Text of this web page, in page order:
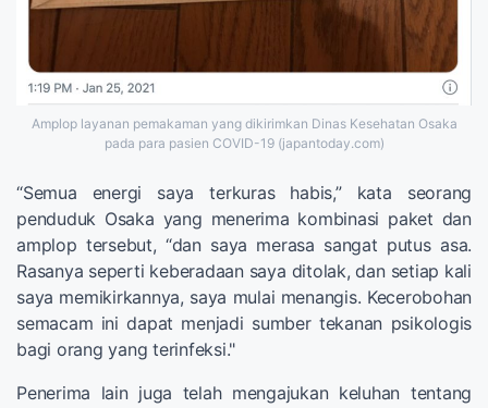
Amplop layanan pemakaman yang dikirimkan Dinas Kesehatan Osaka
pada para pasien COVID-19 (japantoday.com)
“Semua energi saya terkuras habis,” kata seorang
penduduk Osaka yang menerima kombinasi paket dan
amplop tersebut, “dan saya merasa sangat putus asa.
Rasanya seperti keberadaan saya ditolak, dan setiap kali
saya memikirkannya, saya mulai menangis. Kecerobohan
semacam ini dapat menjadi sumber tekanan psikologis
bagi orang yang terinfeksi."
Penerima lain juga telah mengajukan keluhan tentang